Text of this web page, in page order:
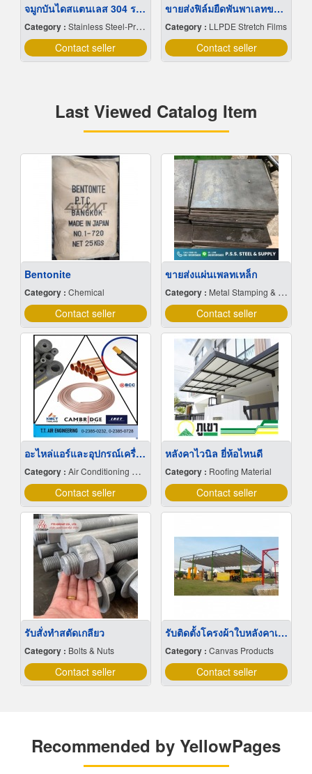
จมูกบันไดสแตนเลส 304 ราคาโรงงาน
Category : Stainless Steel-Products
Contact seller
ขายส่งฟิล์มยืดพันพาเลทขนาดพันด้วยมือ Hand wrap
Category : LLPDE Stretch Films
Contact seller
Last Viewed Catalog Item
Bentonite
Category : Chemical
Contact seller
ขายส่งแผ่นเพลทเหล็ก
Category : Metal Stamping & Cutting
Contact seller
อะไหล่แอร์และอุปกรณ์เครื่องปรับอากาศและเครื่องทำความเย็น
Category : Air Conditioning Contractors
Contact seller
หลังคาไวนิล ยี่ห้อไหนดี
Category : Roofing Material
Contact seller
รับสั่งทำสตัดเกลียว
Category : Bolts & Nuts
Contact seller
รับติดตั้งโครงผ้าใบหลังคาเลื่อน
Category : Canvas Products
Contact seller
Recommended by YellowPages